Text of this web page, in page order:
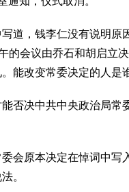
，钱李仁没有说明原
的会议由乔石和胡启立
能改变常委决定的人是
决中共中央政治局常
原本决定在悼词中写
。